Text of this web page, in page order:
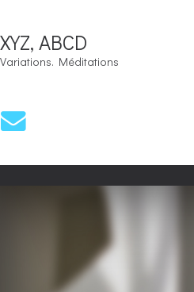
XYZ, ABCD
Variations. Méditations